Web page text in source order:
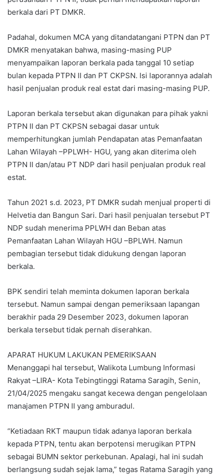
berkala dari PT DMKR.
Padahal, dokumen MCA yang ditandatangani PTPN dan PT
DMKR menyatakan bahwa, masing-masing PUP
menyampaikan laporan berkala pada tanggal 10 setiap
bulan kepada PTPN II dan PT CKPSN. Isi laporannya adalah
hasil penjualan produk real estat dari masing-masing PUP.
Laporan berkala tersebut akan digunakan para pihak yakni
PTPN II dan PT CKPSN sebagai dasar untuk
memperhitungkan jumlah Pendapatan atas Pemanfaatan
Lahan Wilayah –PPLWH- HGU, yang akan diterima oleh
PTPN II dan/atau PT NDP dari hasil penjualan produk real
estat.
Tahun 2021 s.d. 2023, PT DMKR sudah menjual properti di
Helvetia dan Bangun Sari. Dari hasil penjualan tersebut PT
NDP sudah menerima PPLWH dan Beban atas
Pemanfaatan Lahan Wilayah HGU –BPLWH. Namun
pembagian tersebut tidak didukung dengan laporan
berkala.
BPK sendiri telah meminta dokumen laporan berkala
tersebut. Namun sampai dengan pemeriksaan lapangan
berakhir pada 29 Desember 2023, dokumen laporan
berkala tersebut tidak pernah diserahkan.
APARAT HUKUM LAKUKAN PEMERIKSAAN
Menanggapi hal tersebut, Walikota Lumbung Informasi
Rakyat –LIRA- Kota Tebingtinggi Ratama Saragih, Senin,
21/04/2025 mengaku sangat kecewa dengan pengelolaan
manajamen PTPN II yang amburadul.
“Ketiadaan RKT maupun tidak adanya laporan berkala
kepada PTPN, tentu akan berpotensi merugikan PTPN
sebagai BUMN sektor perkebunan. Apalagi, hal ini sudah
berlangsung sudah sejak lama,” tegas Ratama Saragih yang